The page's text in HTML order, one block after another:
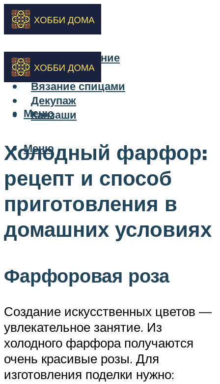
Бисероплетение
Вышивка
Вязание спицами
Декупаж
Канзаши
Меню
Меню
Холодный фарфор:
рецепт и способ
приготовления в
домашних условиях
Фарфоровая роза
Создание искусственных цветов —
увлекательное занятие. Из
холодного фарфора получаются
очень красивые розы. Для
изготовления поделки нужно: